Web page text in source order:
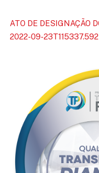
ATO DE DESIGNAÇÃO
2022-09-23T115337.592